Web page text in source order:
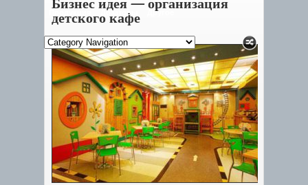
Дозаторы Другое
детского кафе